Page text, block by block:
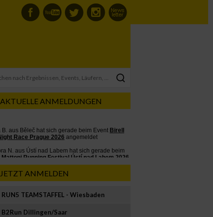
AKTUELLE ANMELDUNGEN
JETZT ANMELDEN
RUN5 TEAMSTAFFEL - Wiesbaden
B2Run Dillingen/Saar